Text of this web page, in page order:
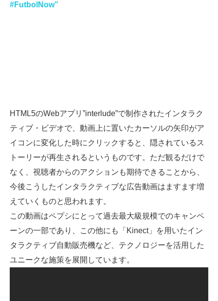
#FutbolNow”
HTML5のWebアプリ”interlude”で制作されたインタラク
ティブ・ビデオで、動画上に置いたカーソルの矢印がア
イコンに変化した時にクリックすると、隠されているス
トーリーが再生されるというものです。ただ観るだけで
なく、視聴者からのアクションも期待できることから、
今後こうしたインタラクティブな広告動画はますます増
えていくものと思われます。
この動画はペプシにとって過去最大級規模でのキャンペ
ーンの一部であり、この他にも「Kinect」を用いたイン
タラクティブ自動販売機など、テクノロジーを活用した
ユニークな施策を展開しています。